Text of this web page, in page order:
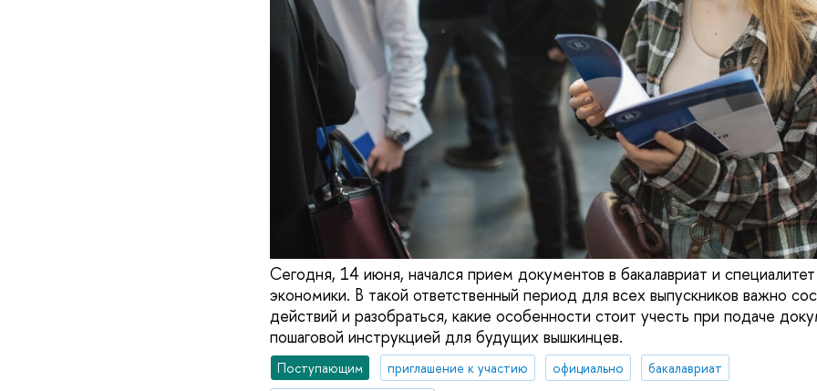
Сегодня, 14 июня, начался прием документов в бакалавриат и
экономики. В такой ответственный период для всех выпускников важно
действий и разобраться, какие особенности стоит учесть при подаче
пошаговой инструкцией для будущих вышкинцев.
Поступающим приглашение к участию официально
бакалавриат